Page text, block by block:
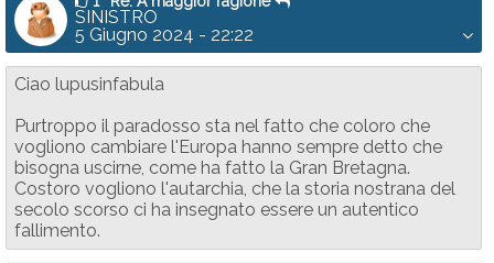
SINISTRO
5 Giugno 2024 - 22:22
Ciao lupusinfabula
Purtroppo il paradosso sta nel fatto che coloro che
vogliono cambiare l'Europa hanno sempre detto che
bisogna uscirne, come ha fatto la Gran Bretagna.
Costoro vogliono l'autarchia, che la storia nostrana del
secolo scorso ci ha insegnato essere un autentico
fallimento.